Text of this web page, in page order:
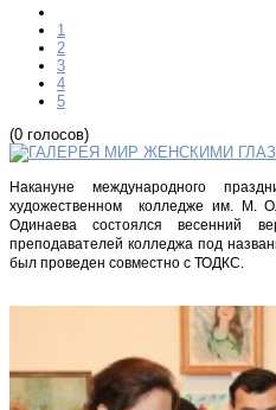
1
2
3
4
5
(0 голосов)
Накануне международного
художественном колледже им. М.
Одинаева состоялся весенний
преподавателей колледжа под
был проведен совместно с ТОДКС.